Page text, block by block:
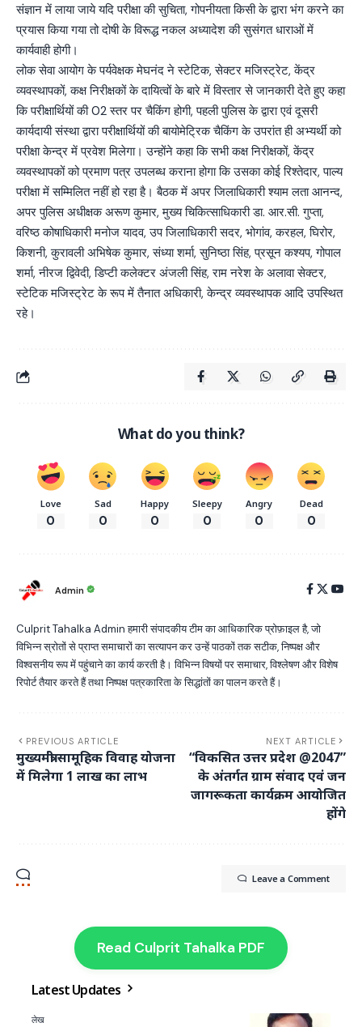
संज्ञान में लाया जाये यदि परीक्षा की सुचिता, गोपनीयता किसी के द्वारा भंग करने का
प्रयास किया गया तो दोषी के विरूद्ध नकल अध्यादेश की सुसंगत धाराओं में
कार्यवाही होगी।
लोक सेवा आयोग के पर्यवेक्षक मेघनंद ने स्टेटिक, सेक्टर मजिस्ट्रेट, केंद्र
व्यवस्थापकों, कक्ष निरीक्षकों के दायित्वों के बारे में विस्तार से जानकारी देते हुए कहा
कि परीक्षार्थियों की 02 स्तर पर चैकिंग होगी, पहली पुलिस के द्वारा एवं दूसरी
कार्यदायी संस्था द्वारा परीक्षार्थियों की बायोमेट्रिक चैकिंग के उपरांत ही अभ्यर्थी को
परीक्षा केन्द्र में प्रवेश मिलेगा। उन्होंने कहा कि सभी कक्ष निरीक्षकों, केंद्र
व्यवस्थापकों को प्रमाण पत्र उपलब्ध कराना होगा कि उसका कोई रिश्तेदार, पाल्य
परीक्षा में सम्मिलित नहीं हो रहा है। बैठक में अपर जिलाधिकारी श्याम लता आनन्द,
अपर पुलिस अधीक्षक अरूण कुमार, मुख्य चिकित्साधिकारी डा. आर.सी. गुप्ता,
वरिष्ठ कोषाधिकारी मनोज यादव, उप जिलाधिकारी सदर, भोगांव, करहल, घिरोर,
किशनी, कुरावली अभिषेक कुमार, संध्या शर्मा, सुनिष्ठा सिंह, प्रसून कश्यप, गोपाल
शर्मा, नीरज द्विवेदी, डिप्टी कलेक्टर अंजली सिंह, राम नरेश के अलावा सेक्टर,
स्टेटिक मजिस्ट्रेट के रूप में तैनात अधिकारी, केन्द्र व्यवस्थापक आदि उपस्थित
रहे।
What do you think?
Love
0
Sad
0
Happy
0
Sleepy
0
Angry
0
Dead
0
Admin
Culprit Tahalka Admin हमारी संपादकीय टीम का आधिकारिक प्रोफ़ाइल है, जो
विभिन्न स्रोतों से प्राप्त समाचारों का सत्यापन कर उन्हें पाठकों तक सटीक, निष्पक्ष और
विश्वसनीय रूप में पहुंचाने का कार्य करती है। विभिन्न विषयों पर समाचार, विश्लेषण और विशेष
रिपोर्ट तैयार करते हैं तथा निष्पक्ष पत्रकारिता के सिद्धांतों का पालन करते हैं।
PREVIOUS ARTICLE
मुख्यमंत्री सामूहिक विवाह योजना
में मिलेगा 1 लाख का लाभ
NEXT ARTICLE
“विकसित उत्तर प्रदेश @2047”
के अंतर्गत ग्राम संवाद एवं जन
जागरूकता कार्यक्रम आयोजित
होंगे
Leave a Comment
Read Culprit Tahalka PDF
Latest Updates
लेख